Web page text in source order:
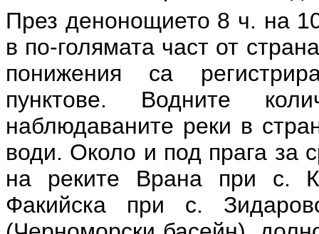
През денонощието 8 ч. на
в по-голямата част от
понижения са
пунктове. Водните
наблюдаваните реки в
води. Около и под прага за
на реките Врана при с.
Факийска при с.